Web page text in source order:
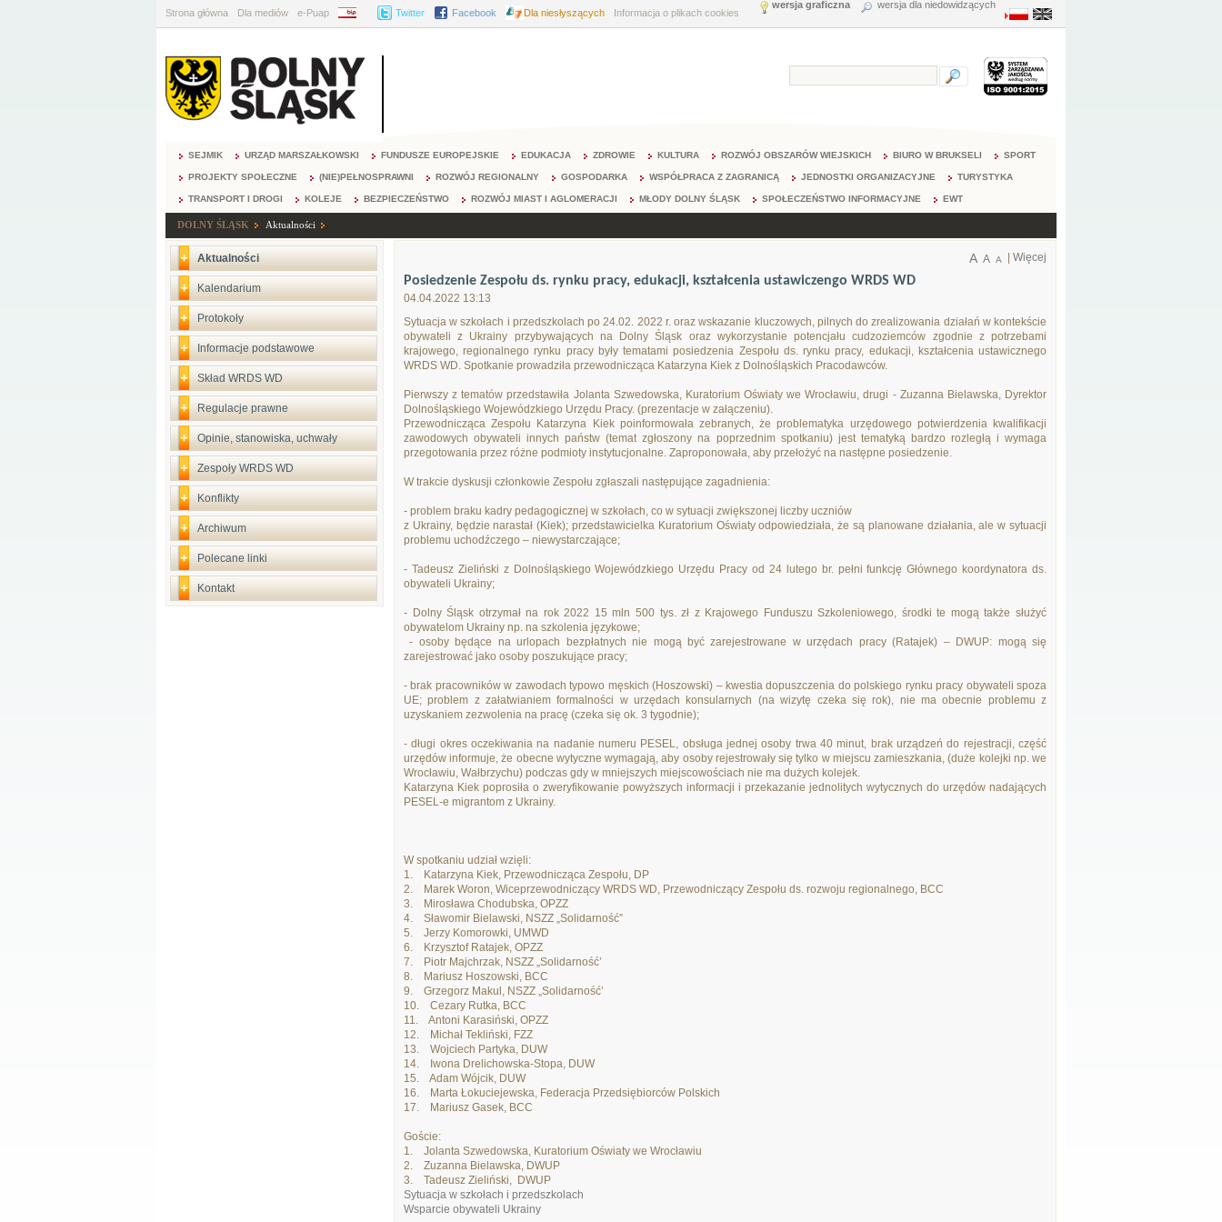
Strona główna Dla mediów e-Puap BIP Twitter Facebook Dla niesłyszących Informacja o plikach cookies
wersja graficzna wersja dla niedowidzących
SEJMIK URZĄD MARSZAŁKOWSKI FUNDUSZE EUROPEJSKIE EDUKACJA ZDROWIE KULTURA ROZWÓJ OBSZARÓW WIEJSKICH BIURO W BRUKSELI SPORT
PROJEKTY SPOŁECZNE (NIE)PEŁNOSPRAWNI ROZWÓJ REGIONALNY GOSPODARKA WSPÓŁPRACA Z ZAGRANICĄ JEDNOSTKI ORGANIZACYJNE TURYSTYKA
TRANSPORT I DROGI KOLEJE BEZPIECZEŃSTWO ROZWÓJ MIAST I AGLOMERACJI MŁODY DOLNY ŚLĄSK SPOŁECZEŃSTWO INFORMACYJNE EWT
DOLNY ŚLĄSK Aktualności
Aktualności
Kalendarium
Protokoły
Informacje podstawowe
Skład WRDS WD
Regulacje prawne
Opinie, stanowiska, uchwały
Zespoły WRDS WD
Konflikty
Archiwum
Polecane linki
Kontakt
Więcej
A A A
Posiedzenie Zespołu ds. rynku pracy, edukacji, kształcenia ustawiczengo WRDS WD
04.04.2022 13:13
Sytuacja w szkołach i przedszkolach po 24.02. 2022 r. oraz wskazanie kluczowych, pilnych do zrealizowania działań w kontekście
obywateli z Ukrainy przybywających na Dolny Śląsk oraz wykorzystanie potencjału cudzoziemców zgodnie z potrzebami
krajowego, regionalnego rynku pracy były tematami posiedzenia Zespołu ds. rynku pracy, edukacji, kształcenia ustawicznego
WRDS WD. Spotkanie prowadziła przewodnicząca Katarzyna Kiek z Dolnośląskich Pracodawców.
Pierwszy z tematów przedstawiła Jolanta Szwedowska, Kuratorium Oświaty we Wrocławiu, drugi - Zuzanna Bielawska, Dyrektor
Dolnośląskiego Wojewódzkiego Urzędu Pracy. (prezentacje w załączeniu).
Przewodnicząca Zespołu Katarzyna Kiek poinformowała zebranych, że problematyka urzędowego potwierdzenia kwalifikacji
zawodowych obywateli innych państw (temat zgłoszony na poprzednim spotkaniu) jest tematyką bardzo rozległą i wymaga
przegotowania przez różne podmioty instytucjonalne. Zaproponowała, aby przełożyć na następne posiedzenie.
W trakcie dyskusji członkowie Zespołu zgłaszali następujące zagadnienia:
- problem braku kadry pedagogicznej w szkołach, co w sytuacji zwiększonej liczby uczniów
z Ukrainy, będzie narastał (Kiek); przedstawicielka Kuratorium Oświaty odpowiedziała, że są planowane działania, ale w sytuacji
problemu uchodźczego – niewystarczające;
- Tadeusz Zieliński z Dolnośląskiego Wojewódzkiego Urzędu Pracy od 24 lutego br. pełni funkcję Głównego koordynatora ds.
obywateli Ukrainy;
- Dolny Śląsk otrzymał na rok 2022 15 mln 500 tys. zł z Krajowego Funduszu Szkoleniowego, środki te mogą także służyć
obywatelom Ukrainy np. na szkolenia językowe;
- osoby będące na urlopach bezpłatnych nie mogą być zarejestrowane w urzędach pracy (Ratajek) – DWUP: mogą się
zarejestrować jako osoby poszukujące pracy;
- brak pracowników w zawodach typowo męskich (Hoszowski) – kwestia dopuszczenia do polskiego rynku pracy obywateli spoza
UE; problem z załatwianiem formalności w urzędach konsularnych (na wizytę czeka się rok), nie ma obecnie problemu z
uzyskaniem zezwolenia na pracę (czeka się ok. 3 tygodnie);
- długi okres oczekiwania na nadanie numeru PESEL, obsługa jednej osoby trwa 40 minut, brak urządzeń do rejestracji, część
urzędów informuje, że obecne wytyczne wymagają, aby osoby rejestrowały się tylko w miejscu zamieszkania, (duże kolejki np. we
Wrocławiu, Wałbrzychu) podczas gdy w mniejszych miejscowościach nie ma dużych kolejek.
Katarzyna Kiek poprosiła o zweryfikowanie powyższych informacji i przekazanie jednolitych wytycznych do urzędów nadających
PESEL-e migrantom z Ukrainy.
W spotkaniu udział wzięli:
1. Katarzyna Kiek, Przewodnicząca Zespołu, DP
2. Marek Woron, Wiceprzewodniczący WRDS WD, Przewodniczący Zespołu ds. rozwoju regionalnego, BCC
3. Mirosława Chodubska, OPZZ
4. Sławomir Bielawski, NSZZ „Solidarność”
5. Jerzy Komorowki, UMWD
6. Krzysztof Ratajek, OPZZ
7. Piotr Majchrzak, NSZZ „Solidarność’
8. Mariusz Hoszowski, BCC
9. Grzegorz Makul, NSZZ „Solidarność’
10. Cezary Rutka, BCC
11. Antoni Karasiński, OPZZ
12. Michał Tekliński, FZZ
13. Wojciech Partyka, DUW
14. Iwona Drelichowska-Stopa, DUW
15. Adam Wójcik, DUW
16. Marta Łokuciejewska, Federacja Przedsiębiorców Polskich
17. Mariusz Gasek, BCC
Goście:
1. Jolanta Szwedowska, Kuratorium Oświaty we Wrocławiu
2. Zuzanna Bielawska, DWUP
3. Tadeusz Zieliński, DWUP
Sytuacja w szkołach i przedszkolach
Wsparcie obywateli Ukrainy